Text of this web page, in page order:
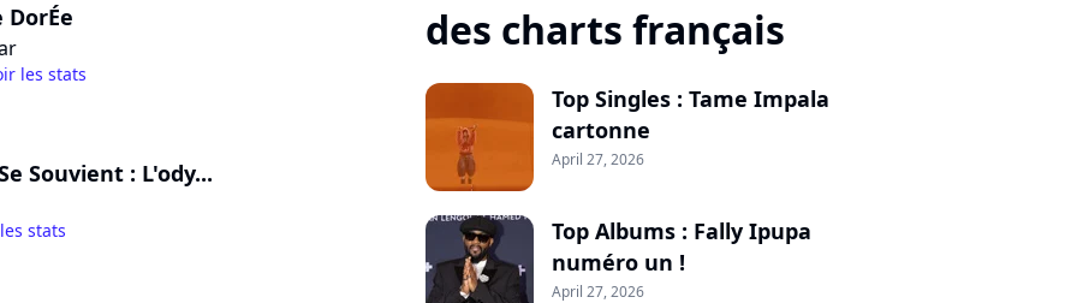
DorÉe
les stats
Souvient : L'ody...
stats
des charts français
Top Singles : Tame Impala
cartonne
April 27, 2026
Top Albums : Fally Ipupa
numéro un !
April 27, 2026